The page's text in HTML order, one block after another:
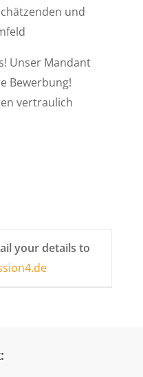
und
Unser Mandant
Bewerbung!
vertraulich
your details to